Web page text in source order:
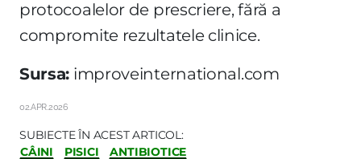
protocoalelor de prescriere, fără a
compromite rezultatele clinice.
Sursa: improveinternational.com
02.APR.2026
SUBIECTE ÎN ACEST ARTICOL:
CÂINI
PISICI
ANTIBIOTICE